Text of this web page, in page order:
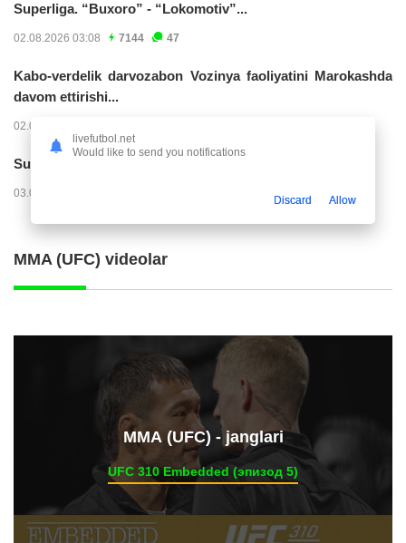
Superliga. “Buxoro” - “Lokomotiv”...
02.08.2026 03:08 7144 47
Kabo-verdelik darvozabon Vozinya faoliyatini Marokashda
davom ettirishi...
02.08.2026 01:08
Superliga. "Dinamo" – "Neftchi" (matnli...
03.08.2026 20:32
MMA (UFC) videolar
ММА (UFC) - janglari
UFC 310 Embedded (эпизод 5)
livefutbol.net
Would like to send you notifications
Discard Allow